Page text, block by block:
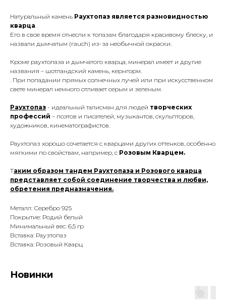
Натуральный камень Раухтопаз является разновидностью
кварца.
Его в свое время отнесли к топазам благодаря красивому блеску, и
назвали дымчатым (rauch) из-за необычной окраски.
Кроме раухтопаза и дымчатого кварца, минерал имеет и другие
названия – шотландский камень, кернгорм.
. При попадании прямых солнечных лучей или при искусственном
свете минерал немного отливает серым и зеленым.
Раухтопаз - идеальный талисман для людей творческих
профессий – поэтов и писателей, музыкантов, скульпторов,
художников, кинематографистов.
Раухтопаз хорошо сочетается с кварцами других оттенков, особенно
мягкими по свойствам, например, с Розовым Кварцем.
Таким образом тандем Раухтопаза и Розового кварца
представляет собой соединение творчества и любви,
обретения предназначения.
Металл: Серебро 925
Покрытие: Родий белый
Минимальный вес: 6,5 гр
Вставка: Раузтопаз
Вставка: Розовый Кварц
Новинки